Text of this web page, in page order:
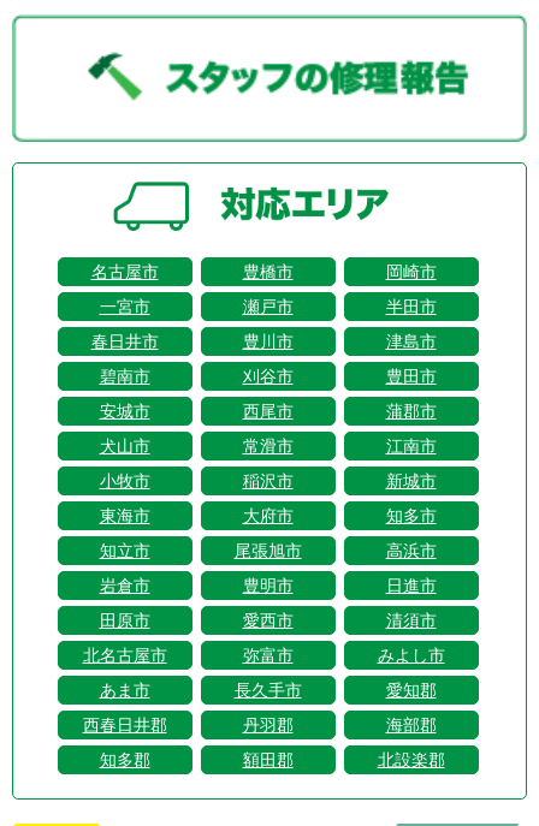
名古屋市 豊橋市
岡崎市
一宮市
瀬戸市
半田市
春日井市
豊川市
津島市
碧南市
刈谷市
豊田市
安城市
西尾市
蒲郡市
犬山市
常滑市
江南市
小牧市
稲沢市
新城市
東海市
大府市
知多市
知立市
尾張旭市
高浜市
岩倉市
豊明市
日進市
田原市
愛西市
清須市
北名古屋市
弥富市
みよし市
あま市
長久手市
愛知郡
西春日井郡
丹羽郡
海部郡
知多郡
額田郡 北設楽郡